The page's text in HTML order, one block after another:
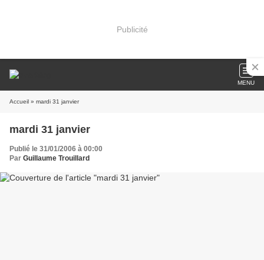
Publicité
MENU
Accueil » mardi 31 janvier
mardi 31 janvier
Publié le 31/01/2006 à 00:00
Par Guillaume Trouillard